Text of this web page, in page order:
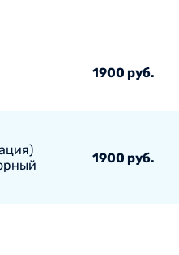
1900 руб.
1900 руб.